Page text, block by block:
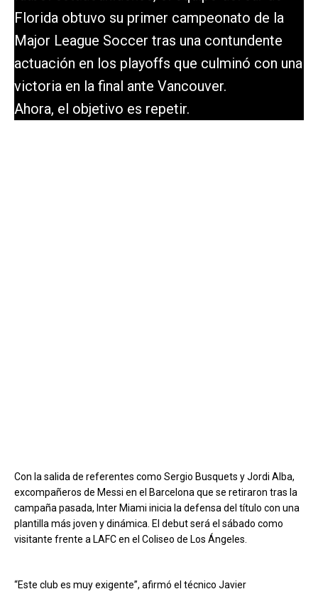
Florida obtuvo su primer campeonato de la
Major League Soccer tras una contundente
actuación en los playoffs que culminó con una
victoria en la final ante Vancouver.
Ahora, el objetivo es repetir.
Con la salida de referentes como Sergio Busquets y Jordi Alba,
excompañeros de Messi en el Barcelona que se retiraron tras la
campaña pasada, Inter Miami inicia la defensa del título con una
plantilla más joven y dinámica. El debut será el sábado como
visitante frente a LAFC en el Coliseo de Los Ángeles.
“Este club es muy exigente”, afirmó el técnico Javier